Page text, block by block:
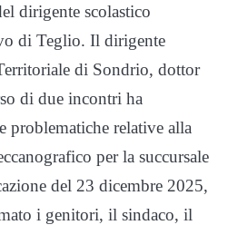
dirigente scolastico
di Teglio. Il dirigente
di Sondrio, dottor
di due incontri ha
problematiche relative alla
per la succursale
del 23 dicembre 2025,
i genitori, il sindaco, il